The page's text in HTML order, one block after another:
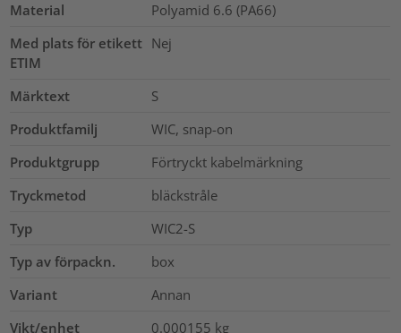
Material
Polyamid 6.6 (PA66)
Med plats för etikett
ETIM
Nej
Märktext
S
Produktfamilj
WIC, snap-on
Produktgrupp
Förtryckt kabelmärkning
Tryckmetod
bläckstråle
Typ
WIC2-S
Typ av förpackn.
box
Variant
Annan
Vikt/enhet
0.000155 kg